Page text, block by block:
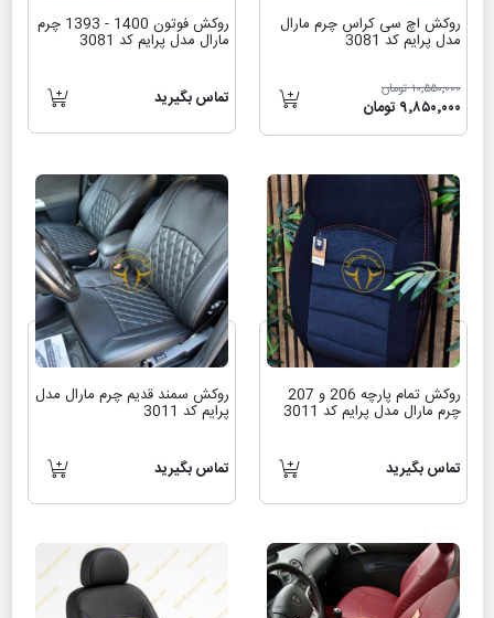
روکش اچ سی کراس چرم مارال
مدل پرایم کد 3081
۱۰٬۵۵۰٬۰۰۰ تومان
۹٬۸۵۰٬۰۰۰ تومان
روکش فوتون 1400 - 1393 چرم
مارال مدل پرایم کد 3081
تماس بگیرید
روکش تمام پارچه 206 و 207
چرم مارال مدل پرایم کد 3011
تماس بگیرید
روکش سمند قدیم چرم مارال مدل
پرایم کد 3011
تماس بگیرید